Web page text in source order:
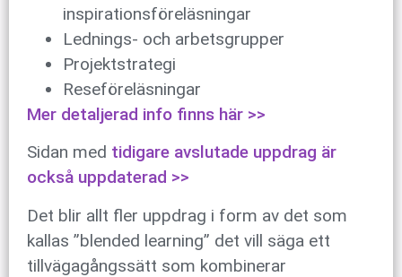
inspirationsföreläsningar
Lednings- och arbetsgrupper
Projektstrategi
Reseföreläsningar
Mer detaljerad info finns här >>
Sidan med tidigare avslutade uppdrag är
också uppdaterad >>
Det blir allt fler uppdrag i form av det som
kallas ”blended learning” det vill säga ett
tillvägagångssätt som kombinerar